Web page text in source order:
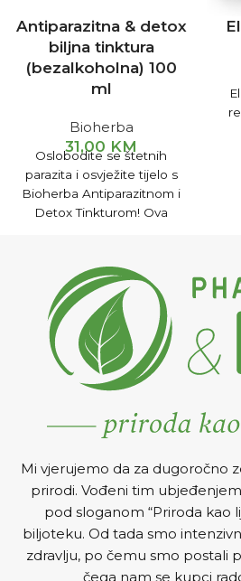
Antiparazitna & detox
biljna tinktura
(bezalkoholna) 100
ml
Bioherba
31,00 KM
Oslobodite se štetnih
parazita i osvježite tijelo s
Bioherba Antiparazitnom i
Detox Tinkturom! Ova
slatkog pelina, klinčića i
zelenog oraha podržava
probavni sistem i jača
imunitet.
Mi vjerujemo da za dugoročno
prirodi. Vođeni tim
pod sloganom “Priroda kao
biljoteku. Od tada smo
zdravlju, po čemu smo postali
čega nam se kupci